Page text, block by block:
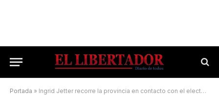
Portada » Ingrid Jetter recorre la provincia en contacto con el electorado